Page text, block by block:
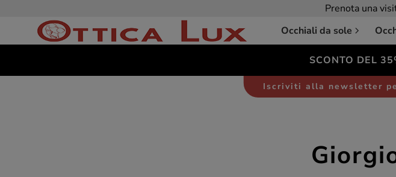
Prenota una
Occhiali da sole
SCONTO DEL
Iscriviti alla newsletter